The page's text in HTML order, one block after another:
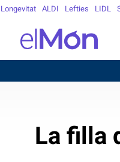
Longevitat ALDI Lefties LIDL
La filla